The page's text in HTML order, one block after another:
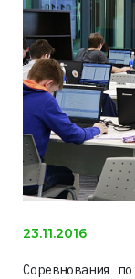
23.11.2016
Соревнования